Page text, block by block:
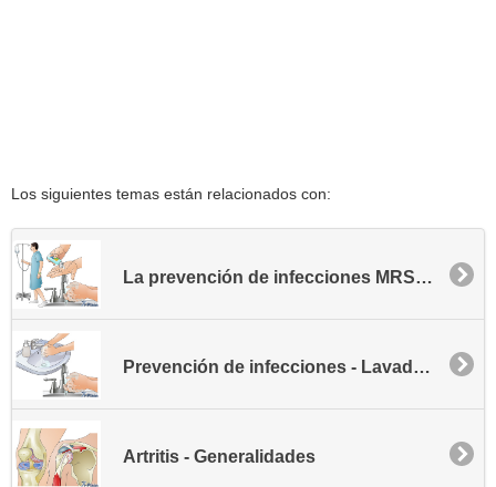
Los siguientes temas están relacionados con:
La prevención de infecciones MRSA - Comunidad
Prevención de infecciones - Lavado de manos
Artritis - Generalidades